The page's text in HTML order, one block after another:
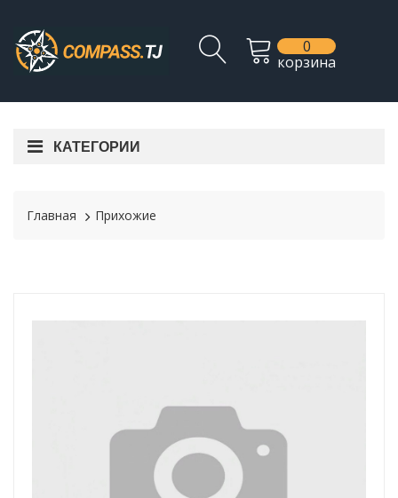
0
корзина
КАТЕГОРИИ
Главная Прихожие